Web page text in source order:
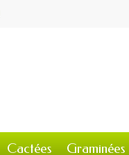
Cactées Graminées